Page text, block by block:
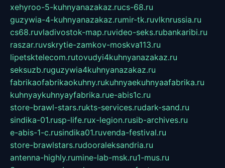
xehyroo-5-kuhnyanazakaz.rucs-68.ru
guzywia-4-kuhnyanazakaz.rumir-tk.ruvlknrussia.ru
cs68.ruvladivostok-map.ruvideo-seks.rubankaribi.ru
raszar.ruvskrytie-zamkov-moskva113.ru
lipetsktelecom.rutovudyi4kuhnyanazakaz.ru
seksuzb.ruguzywia4kuhnyanazakaz.ru
fabrikaofabrikaokuhny.rukuhnyaekuhnyaafabrika.ru
kuhnyaykuhnyayfabrika.rue-abis1c.ru
store-brawl-stars.rukts-services.rudark-sand.ru
sindika-01.rusp-life.rux-legion.rusib-archives.ru
e-abis-1-c.rusindika01.ruvenda-festival.ru
store-brawlstars.rudooraleksandria.ru
antenna-highly.rumine-lab-msk.ru1-mus.ru